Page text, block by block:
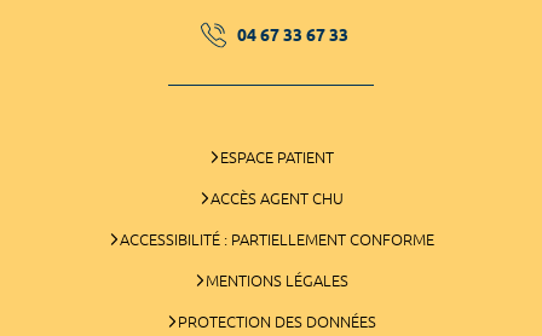
04 67 33 67 33
ESPACE PATIENT
ACCÈS AGENT CHU
ACCESSIBILITÉ : PARTIELLEMENT CONFORME
MENTIONS LÉGALES
PROTECTION DES DONNÉES